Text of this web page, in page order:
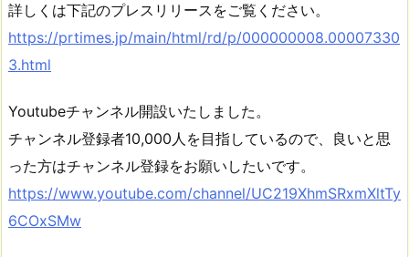
詳しくは下記のプレスリリースをご覧ください。
https://prtimes.jp/main/html/rd/p/000000008.00007330
3.html
Youtubeチャンネル開設いたしました。
チャンネル登録者10,000人を目指しているので、良いと思
った方はチャンネル登録をお願いしたいです。
https://www.youtube.com/channel/UC219XhmSRxmXltTy
6COxSMw